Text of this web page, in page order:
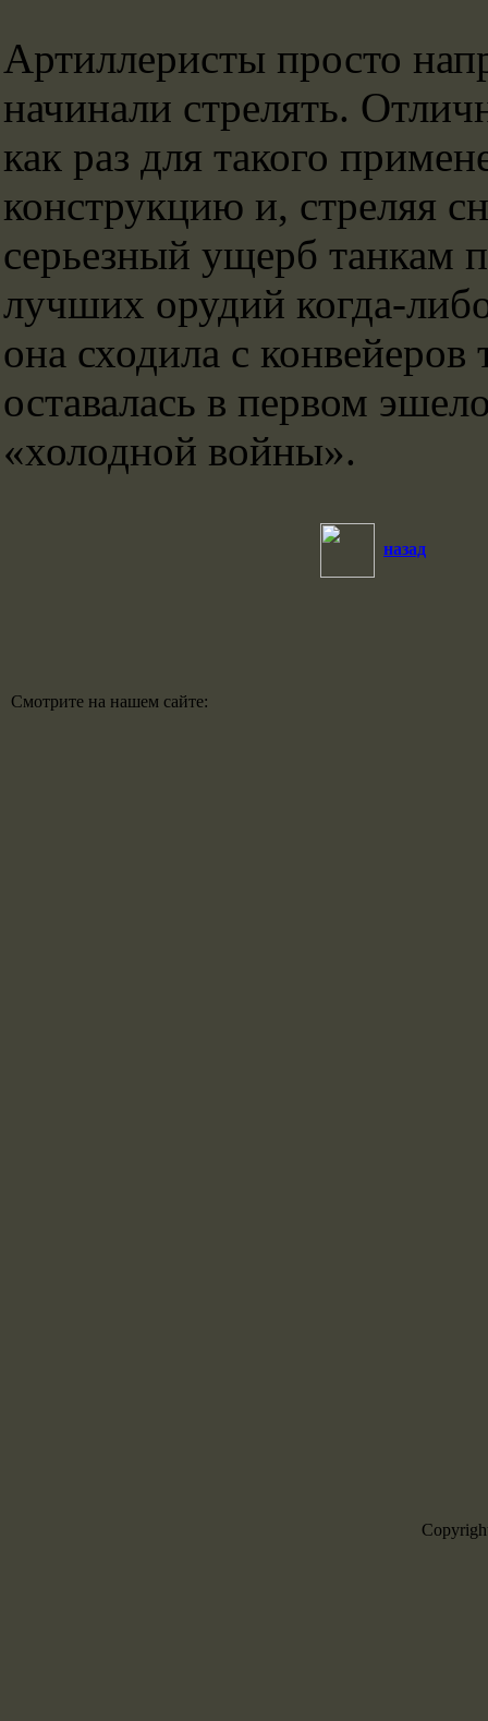
Артиллеристы просто
начинали стрелять.
как раз для такого
конструкцию и, стреляя
серьезный ущерб танкам
лучших орудий когда-
она сходила с
оставалась в первом
«холодной войны».
назад
Смотрите на нашем сайте: